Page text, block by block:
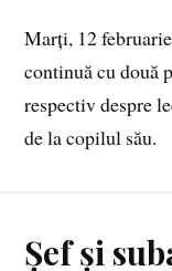
Marți, 12
continuă cu două
respectiv despre
de la copilul său.
Șef și